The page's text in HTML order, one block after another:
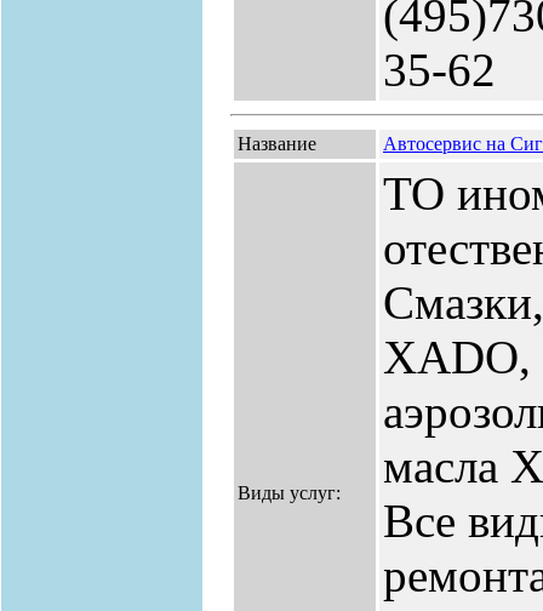
35-62
Название Автосервис на
Виды услуг:
ТО
ХАDO,
масла
Все